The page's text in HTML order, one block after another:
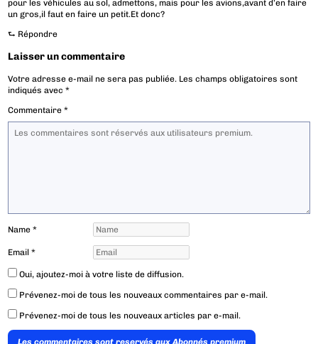
pour les véhicules au sol, admettons, mais pour les avions,avant d’en faire
un gros,il faut en faire un petit.Et donc?
⮑ Répondre
Laisser un commentaire
Votre adresse e-mail ne sera pas publiée. Les champs obligatoires sont
indiqués avec*
Commentaire*
Name*
Email*
Oui, ajoutez-moi à votre liste de diffusion.
Prévenez-moi de tous les nouveaux commentaires par e-mail.
Prévenez-moi de tous les nouveaux articles par e-mail.
Les commentaires sont reservés aux Abonnés premium